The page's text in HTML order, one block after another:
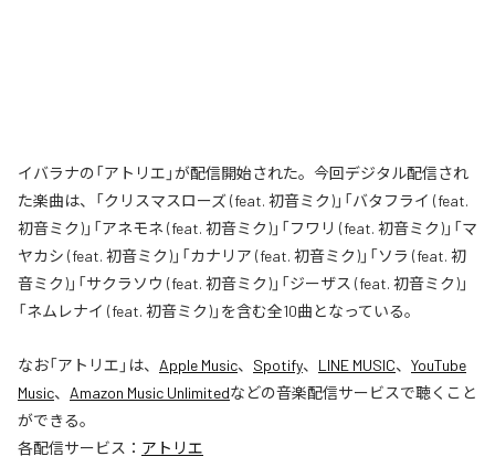
イバラナの「アトリエ」が配信開始された。今回デジタル配信され
た楽曲は、「クリスマスローズ (feat. 初音ミク)」「バタフライ (feat.
初音ミク)」「アネモネ (feat. 初音ミク)」「フワリ (feat. 初音ミク)」「マ
ヤカシ (feat. 初音ミク)」「カナリア (feat. 初音ミク)」「ソラ (feat. 初
音ミク)」「サクラソウ (feat. 初音ミク)」「ジーザス (feat. 初音ミク)」
「ネムレナイ (feat. 初音ミク)」を含む全10曲となっている。
なお「アトリエ 」は、 Apple Music、 Spotify、 LINE MUSIC、 YouTube
Music、 Amazon Music Unlimitedなどの音楽配信サービスで聴くこと
ができる。
各配信サービス： アトリエ